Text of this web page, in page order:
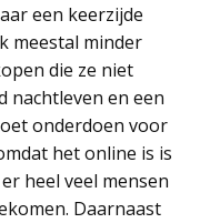
een keerzijde
meestal minder
die ze niet
nachtleven en een
onderdoen voor
het online is is
heel veel mensen
Daarnaast